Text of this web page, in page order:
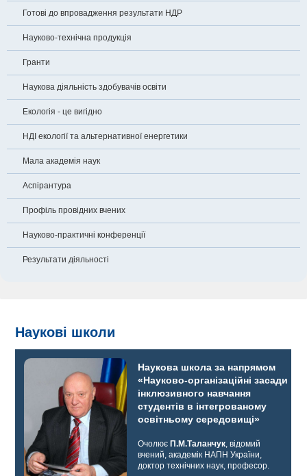
Готові до впровадження результати НДР
Науково-технічна продукція
Гранти
Наукова діяльність здобувачів освіти
Екологія - це вигідно
НДІ екології та альтернативної енергетики
Мала академія наук
Аспірантура
Профіль провідних вчених
Науково-практичні конференції
Результати діяльності
Наукові школи
Наукова школа за напрямом
«Науково-організаційні засади
інклюзивного навчання
студентів в інтегрованому
освітньому середовищі»
Очолює П.М.Таланчук, відомий
вчений, академік НАПН України,
доктор технічних наук, професор.